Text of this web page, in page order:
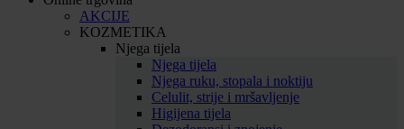
AKCIJE
KOZMETIKA
Njega tijela
Njega tijela
Njega ruku, stopala i noktiju
Celulit, strije i mršavljenje
Higijena tijela